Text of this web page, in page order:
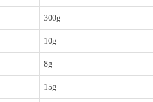
300g
10g
8g
15g